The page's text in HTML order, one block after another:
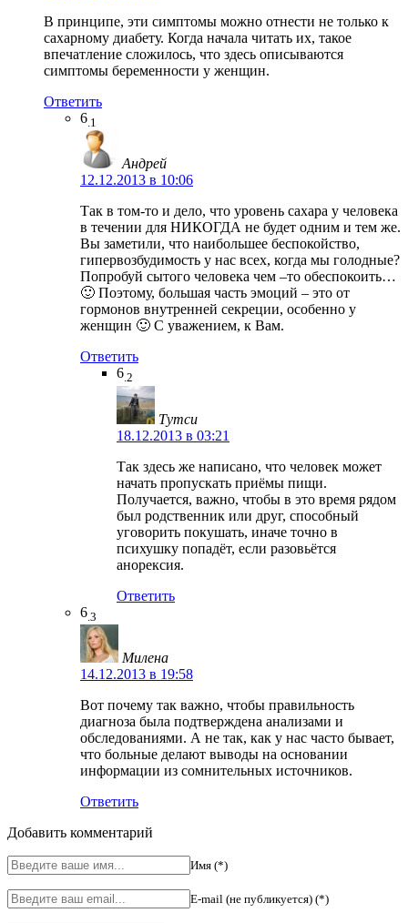
В принципе, эти симптомы можно отнести не только к
сахарному диабету. Когда начала читать их, такое
впечатление сложилось, что здесь описываются
симптомы беременности у женщин.
Ответить
6.1
Андрей
12.12.2013 в 10:06
Так в том-то и дело, что уровень сахара у человека
в течении для НИКОГДА не будет одним и тем же.
Вы заметили, что наибольшее беспокойство,
гипервозбудимость у нас всех, когда мы голодные?
Попробуй сытого человека чем –то обеспокоить…
🙂 Поэтому, большая часть эмоций – это от
гормонов внутренней секреции, особенно у
женщин 🙂 С уважением, к Вам.
Ответить
6.2
Тутси
18.12.2013 в 03:21
Так здесь же написано, что человек может
начать пропускать приёмы пищи.
Получается, важно, чтобы в это время рядом
был родственник или друг, способный
уговорить покушать, иначе точно в
психушку попадёт, если разовьётся
анорексия.
Ответить
6 .3
Милена
14.12.2013 в 19:58
Вот почему так важно, чтобы правильность
диагноза была подтверждена анализами и
обследованиями. А не так, как у нас часто бывает,
что больные делают выводы на основании
информации из сомнительных источников.
Ответить
Добавить комментарий
Имя (*)
E-mail (не публикуется) (*)